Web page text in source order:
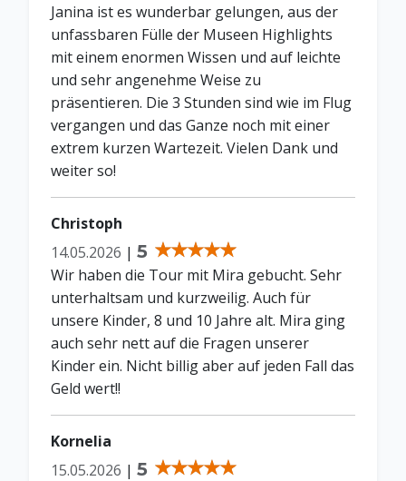
Janina ist es wunderbar gelungen, aus der
unfassbaren Fülle der Museen Highlights
mit einem enormen Wissen und auf leichte
und sehr angenehme Weise zu
präsentieren. Die 3 Stunden sind wie im Flug
vergangen und das Ganze noch mit einer
extrem kurzen Wartezeit. Vielen Dank und
weiter so!
Christoph
14.05.2026 | 5
Wir haben die Tour mit Mira gebucht. Sehr
unterhaltsam und kurzweilig. Auch für
unsere Kinder, 8 und 10 Jahre alt. Mira ging
auch sehr nett auf die Fragen unserer
Kinder ein. Nicht billig aber auf jeden Fall das
Geld wert!!
Kornelia
15.05.2026 | 5